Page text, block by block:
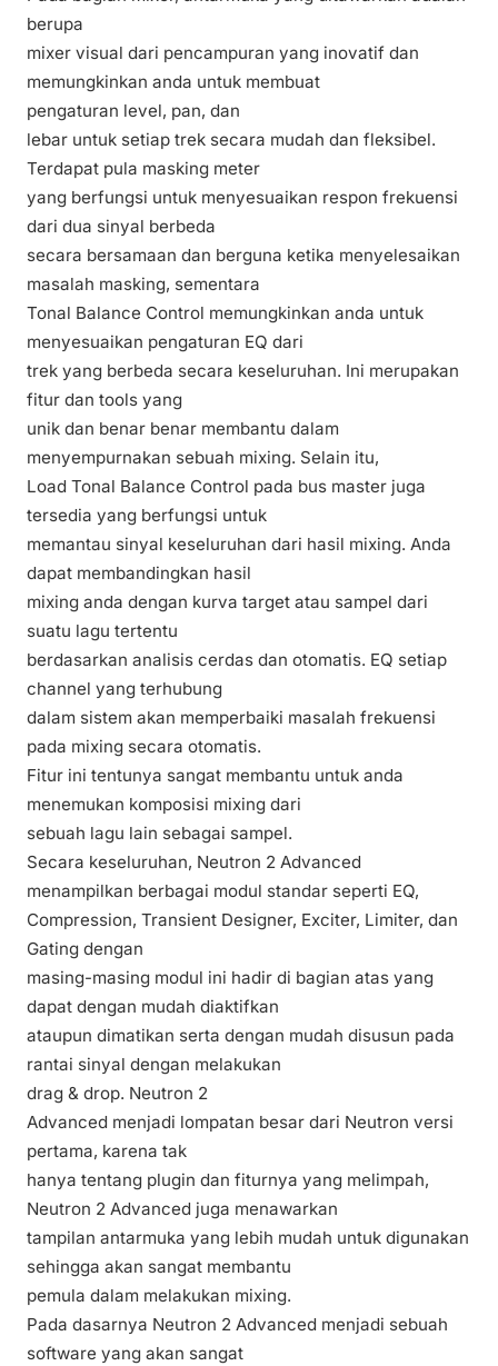
berupa
mixer visual dari pencampuran yang inovatif dan
memungkinkan anda untuk membuat
pengaturan level, pan, dan
lebar untuk setiap trek secara mudah dan fleksibel.
Terdapat pula masking meter
yang berfungsi untuk menyesuaikan respon frekuensi
dari dua sinyal berbeda
secara bersamaan dan berguna ketika menyelesaikan
masalah masking, sementara
Tonal Balance Control memungkinkan anda untuk
menyesuaikan pengaturan EQ dari
trek yang berbeda secara keseluruhan. Ini merupakan
fitur dan tools yang
unik dan benar benar membantu dalam
menyempurnakan sebuah mixing. Selain itu,
Load Tonal Balance Control pada bus master juga
tersedia yang berfungsi untuk
memantau sinyal keseluruhan dari hasil mixing. Anda
dapat membandingkan hasil
mixing anda dengan kurva target atau sampel dari
suatu lagu tertentu
berdasarkan analisis cerdas dan otomatis. EQ setiap
channel yang terhubung
dalam sistem akan memperbaiki masalah frekuensi
pada mixing secara otomatis.
Fitur ini tentunya sangat membantu untuk anda
menemukan komposisi mixing dari
sebuah lagu lain sebagai sampel.
Secara keseluruhan, Neutron 2 Advanced
menampilkan berbagai modul standar seperti EQ,
Compression, Transient Designer, Exciter, Limiter, dan
Gating dengan
masing-masing modul ini hadir di bagian atas yang
dapat dengan mudah diaktifkan
ataupun dimatikan serta dengan mudah disusun pada
rantai sinyal dengan melakukan
drag & drop. Neutron 2
Advanced menjadi lompatan besar dari Neutron versi
pertama, karena tak
hanya tentang plugin dan fiturnya yang melimpah,
Neutron 2 Advanced juga menawarkan
tampilan antarmuka yang lebih mudah untuk digunakan
sehingga akan sangat membantu
pemula dalam melakukan mixing.
Pada dasarnya Neutron 2 Advanced menjadi sebuah
software yang akan sangat